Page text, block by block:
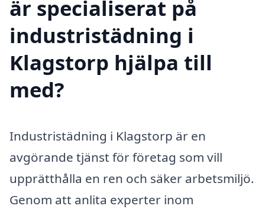
är specialiserat på
industristädning i
Klagstorp hjälpa till
med?
Industristädning i Klagstorp är en
avgörande tjänst för företag som vill
upprätthålla en ren och säker arbetsmiljö.
Genom att anlita experter inom